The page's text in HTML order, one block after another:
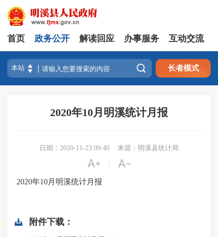
首页 政务公开 解读回应 办事服务 互动交流
 长者模式
2020年10月明溪统计月报
日期：2020-11-23 09:40 来源：明溪县统计局
 
2020年10月明溪统计月报
附件下载：